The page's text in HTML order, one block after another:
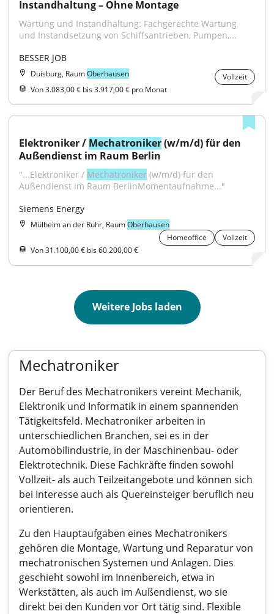
Instandhaltung – Ohne Montage
Wartung und Instandhaltung: Fachgerechte Wartung
und Instandsetzung von Schiffsantrieben, Pumpen,...
BESSER JOB
Duisburg, RaumOberhausen
Vollzeit
Von 3.083,00 € bis 3.917,00 € pro Monat
Elektroniker / Mechatroniker (w/m/d) für den
Außendienst im Raum Berlin
"...Elektroniker / Mechatroniker (w/m/d) für den
Außendienst im Raum BerlinMomentaufnahme..."
Siemens Energy
Mülheim an der Ruhr, RaumOberhausen
Homeoffice
Vollzeit
Von 31.100,00 € bis 60.200,00 €
Weitere Jobs laden
Mechatroniker
Der Beruf des Mechatronikers vereint Mechanik,
Elektronik und Informatik in einem spannenden
Tätigkeitsfeld. Mechatroniker arbeiten in
unterschiedlichen Branchen, sei es in der
Automobilindustrie, in der Maschinenbau- oder
Elektrotechnik. Diese Fachkräfte finden sowohl
Vollzeit- als auch Teilzeitangebote und können sich
bei Interesse auch als Quereinsteiger beruflich neu
orientieren.
Zu den Hauptaufgaben eines Mechatronikers
gehören die Montage, Wartung und Reparatur von
mechatronischen Systemen und Anlagen. Dies
geschieht sowohl im Innenbereich, etwa in
Werkstätten, als auch im Außendienst, wo sie
direkt bei den Kunden vor Ort tätig sind. Flexible